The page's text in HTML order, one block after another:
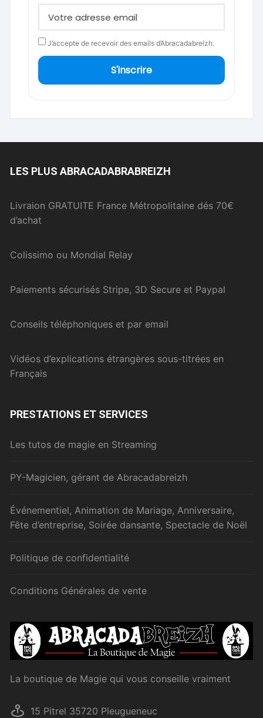
J’accepte de recevoir des emails d’Abracadabreizh.
S'inscrire
LES PLUS ABRACADABRABREIZH
Livraion GRATUITE France Métropolitaine dés 70€
d’achat
Colissimo ou Mondial Relay
Paiements sécurisés Stripe, 3D Secure et Paypal
Conseils téléphoniques et par email
Vidéos d’explications étrangères sous-titrées en
Français
PRESTATIONS ET SERVICES
Les tutos de magie en Streaming
PY-Magicien, gérant de Abracadabreizh
Événementiel, Animation de Mariage, Anniversaire,
Fête d’entreprise, Soirée dansante, Spectacle de Noël
Politique de confidentialité
Conditions Générales de vente
La boutique de Magie qui vous conseille vraiment
15 Pitrel 35720 Pleugueneuc